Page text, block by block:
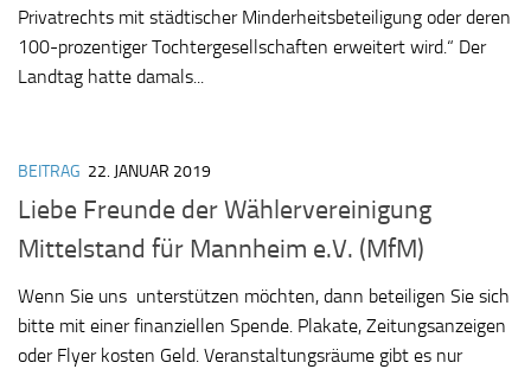
Privatrechts mit städtischer Minderheitsbeteiligung oder deren
100-prozentiger Tochtergesellschaften erweitert wird.“ Der
Landtag hatte damals...
BEITRAG 22. JANUAR 2019
Liebe Freunde der Wählervereinigung
Mittelstand für Mannheim e.V. (MfM)
Wenn Sie uns unterstützen möchten, dann beteiligen Sie sich
bitte mit einer finanziellen Spende. Plakate, Zeitungsanzeigen
oder Flyer kosten Geld. Veranstaltungsräume gibt es nur